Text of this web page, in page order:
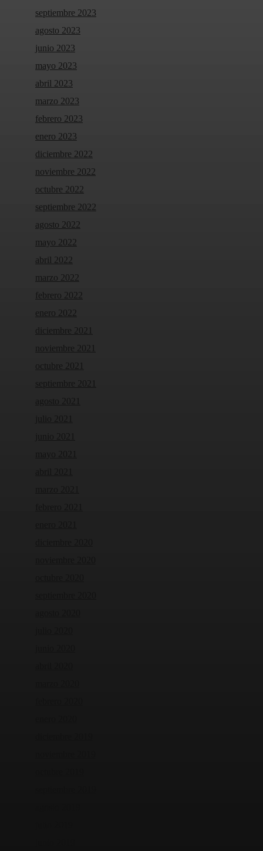
septiembre 2023
agosto 2023
junio 2023
mayo 2023
abril 2023
marzo 2023
febrero 2023
enero 2023
diciembre 2022
noviembre 2022
octubre 2022
septiembre 2022
agosto 2022
mayo 2022
abril 2022
marzo 2022
febrero 2022
enero 2022
diciembre 2021
noviembre 2021
octubre 2021
septiembre 2021